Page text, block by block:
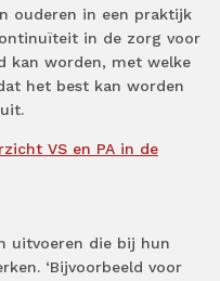
ouderen in een praktijk
in de zorg voor
kan worden, met welke
het best kan worden
VS en PA in de
uitvoeren die bij hun
‘Bijvoorbeeld voor